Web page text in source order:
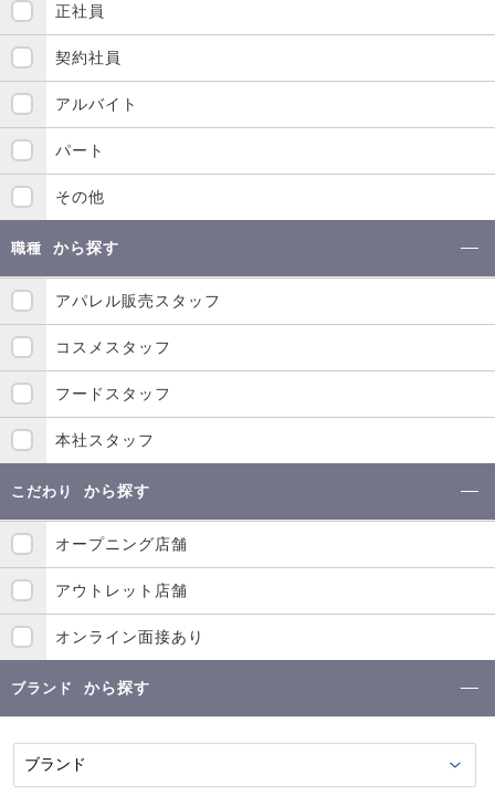
正社員
契約社員
アルバイト
パート
その他
職種 から探す
アパレル販売スタッフ
コスメスタッフ
フードスタッフ
本社スタッフ
こだわり から探す
オープニング店舗
アウトレット店舗
オンライン面接あり
ブランド から探す